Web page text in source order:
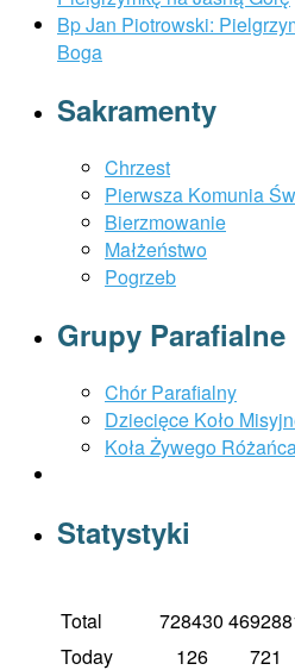
Bp Jan Piotrowski:
Boga
Sakramenty
Chrzest
Pierwsza Komunia
Bierzmowanie
Małżeństwo
Pogrzeb
Grupy Parafialne
Chór Parafialny
Dziecięce Koło
Koła Żywego
Statystyki
Total 728430
Today
126 721